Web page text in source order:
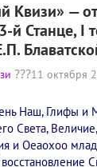
Квизи» —
й Станце, I
11 октября
Наш, Глифы и
Света,
и Оеаохоо